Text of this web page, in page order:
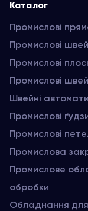
Каталог
Промислові
Промислові
Промислові
Промислові
Швейні автомати
Промислові
Промислові
Промислова
Промислове
обробки
Обладнання